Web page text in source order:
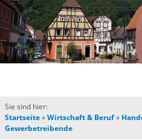
Sie sind hier:
Startseite»Wirtschaft & Beruf»
Gewerbetreibende